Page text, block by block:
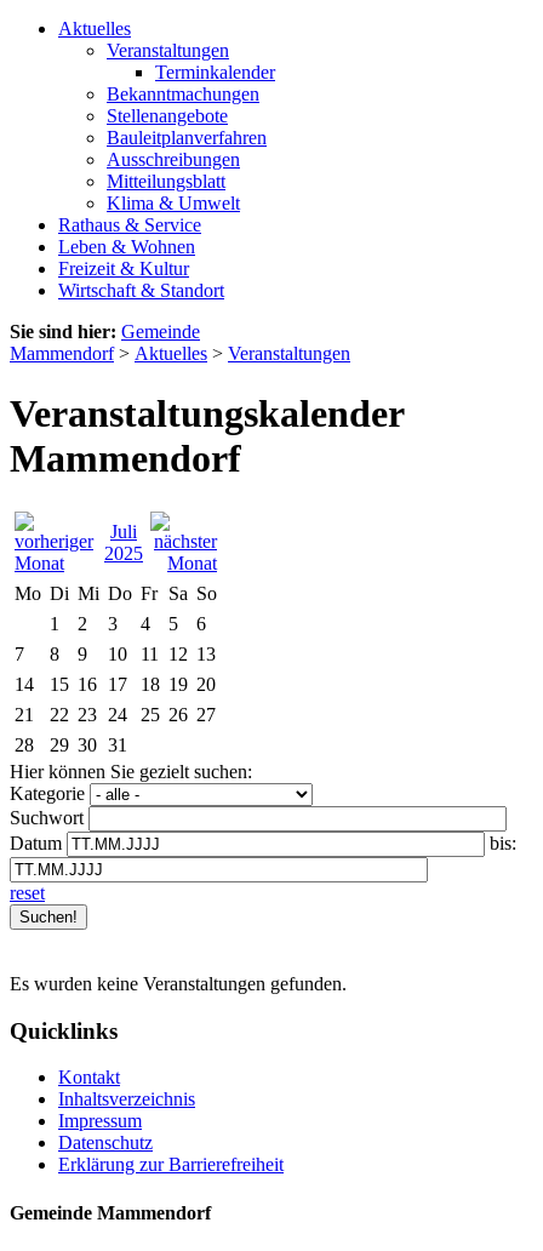
Aktuelles
Veranstaltungen
Terminkalender
Bekanntmachungen
Stellenangebote
Bauleitplanverfahren
Ausschreibungen
Mitteilungsblatt
Klima & Umwelt
Rathaus & Service
Leben & Wohnen
Freizeit & Kultur
Wirtschaft & Standort
Sie sind hier: Gemeinde
Mammendorf> Aktuelles > Veranstaltungen
Veranstaltungskalender
Mammendorf
Juli
2025
Mo Di Mi Do Fr Sa So
1
2 3 4 5
6
7
8 9 10 11 12 13
14
15 16 17 18 19 20
21
22 23 24 25 26 27
28
29 30 31
Hier können Sie gezielt suchen:
Kategorie
Suchwort
Datum
bis:
reset
Es wurden keine Veranstaltungen gefunden.
Quicklinks
Kontakt
Inhaltsverzeichnis
Impressum
Datenschutz
Erklärung zur Barrierefreiheit
Gemeinde Mammendorf